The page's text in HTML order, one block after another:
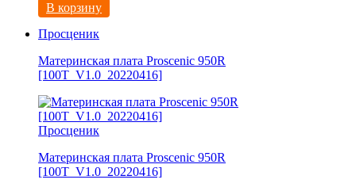
В корзину
Просценик
Материнская плата Proscenic 950R
[100T_V1.0_20220416]
Просценик
Материнская плата Proscenic 950R
[100T_V1.0_20220416]